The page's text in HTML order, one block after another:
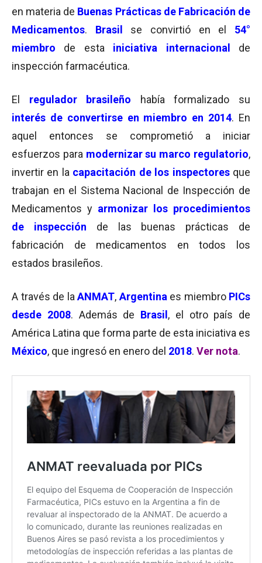
en materia de Buenas Prácticas de Fabricación de
Medicamentos. Brasil se convirtió en el 54°
miembro
de esta iniciativa internacional
de
inspección farmacéutica.
El regulador brasileño había formalizado su
interés de convertirse en miembro en 2014. En
aquel entonces se comprometió a iniciar
esfuerzos para modernizar su marco regulatorio,
invertir en la capacitación de los inspectoresque
trabajan en el Sistema Nacional de Inspección de
Medicamentos y armonizar los procedimientos
de inspección de las buenas prácticas de
fabricación de medicamentos en todos los
estados brasileños.
A través de la ANMAT, Argentina es miembro PICs
desde 2008. Además de Brasil , el otro país de
América Latina que forma parte de esta iniciativa es
México, que ingresó en enero del 2018. Ver nota.